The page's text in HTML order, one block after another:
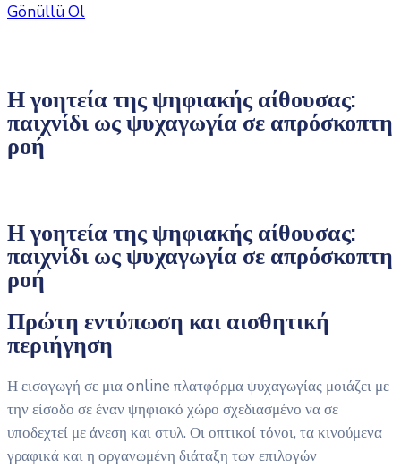
Gönüllü Ol
Η γοητεία της ψηφιακής αίθουσας:
παιχνίδι ως ψυχαγωγία σε απρόσκοπτη
ροή
Η γοητεία της ψηφιακής αίθουσας:
παιχνίδι ως ψυχαγωγία σε απρόσκοπτη
ροή
Πρώτη εντύπωση και αισθητική
περιήγηση
Η εισαγωγή σε μια online πλατφόρμα ψυχαγωγίας μοιάζει με
την είσοδο σε έναν ψηφιακό χώρο σχεδιασμένο να σε
υποδεχτεί με άνεση και στυλ. Οι οπτικοί τόνοι, τα κινούμενα
γραφικά και η οργανωμένη διάταξη των επιλογών